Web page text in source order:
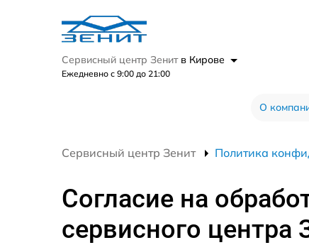
Сервисный центр Зенит в Кирове
Ежедневно с 9:00 до 21:00
О
Сервисный центр Зенит Политика
Согласие на
сервисного центра